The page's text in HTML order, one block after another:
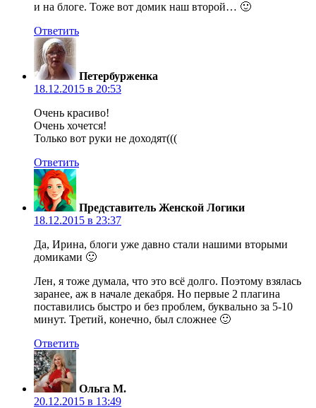
и на блоге. Тоже вот домик наш второй… 🙂
Ответить
Петербурженка
18.12.2015 в 20:53
Очень красиво!
Очень хочется!
Только вот руки не доходят(((
Ответить
Представитель Женской Логики
18.12.2015 в 23:37
Да, Ирина, блоги уже давно стали нашими вторыми
домиками 🙂
Лен, я тоже думала, что это всё долго. Поэтому взялась
заранее, аж в начале декабря. Но первые 2 плагина
поставились быстро и без проблем, буквально за 5-10
минут. Третий, конечно, был сложнее 🙂
Ответить
Ольга М.
20.12.2015 в 13:49